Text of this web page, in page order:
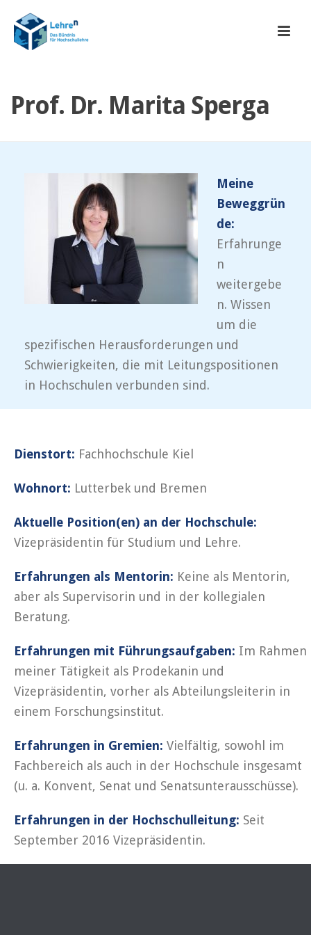
Prof. Dr. Marita Sperga
Meine
Beweggrün
de:
Erfahrunge
n
weitergebe
n. Wissen
um die
spezifischen Herausforderungen und
Schwierigkeiten, die mit Leitungspositionen
in Hochschulen verbunden sind.
Dienstort: Fachhochschule Kiel
Wohnort: Lutterbek und Bremen
Aktuelle Position(en) an der Hochschule:
Vizepräsidentin für Studium und Lehre.
Erfahrungen als Mentorin: Keine als Mentorin,
aber als Supervisorin und in der kollegialen
Beratung.
Erfahrungen mit Führungsaufgaben: Im Rahmen
meiner Tätigkeit als Prodekanin und
Vizepräsidentin, vorher als Abteilungsleiterin in
einem Forschungsinstitut.
Erfahrungen in Gremien: Vielfältig, sowohl im
Fachbereich als auch in der Hochschule insgesamt
(u. a. Konvent, Senat und Senatsunterausschüsse).
Erfahrungen in der Hochschulleitung: Seit
September 2016 Vizepräsidentin.